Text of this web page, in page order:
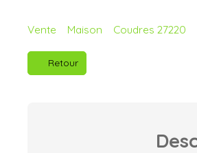
Vente Maison Coudres 27220
Retour